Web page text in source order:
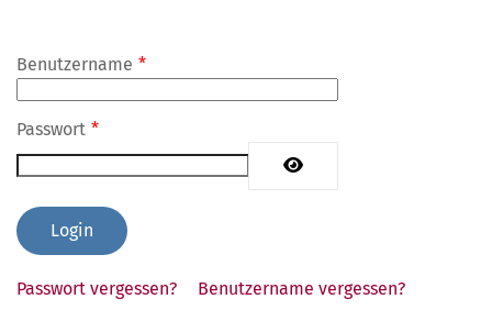
Benutzername *
Passwort *
Passwort vergessen? Benutzername vergessen?